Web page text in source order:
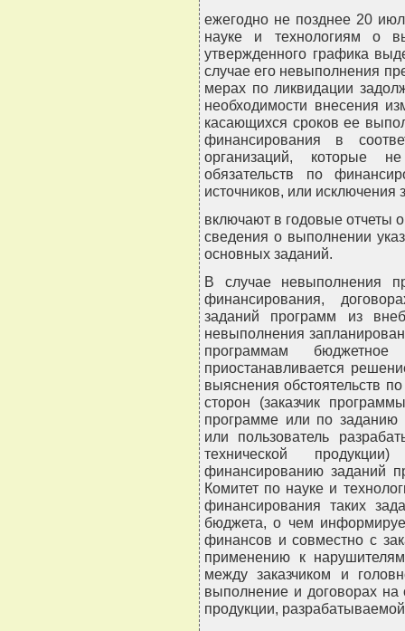
ежегодно не позднее 20
науке и технологиям о
утвержденного графика
случае его невыполнения
мерах по ликвидации
необходимости внесения
касающихся сроков ее
финансирования в
организаций, которые
обязательств по
источников, или
включают в годовые отчеты
сведения о выполнении
основных заданий.
В случае невыполнения
финансирования,
заданий программ из
невыполнения
программам
приостанавливается
выяснения обстоятельств
сторон (заказчик
программе или по заданию
или пользователь
технической
финансированию заданий
Комитет по науке и
финансирования таких
бюджета, о чем
финансов и совместно с
применению к
между заказчиком и
выполнение и договорах на
продукции,